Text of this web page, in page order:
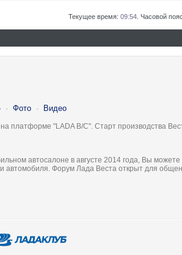
Текущее время: 09:54 . Часовой
· Фото · Видео
платформе "LADA B/C". Старт производства
автосалоне в августе 2014 года, Вы
автомобиля. Форум Лада Веста открыт для